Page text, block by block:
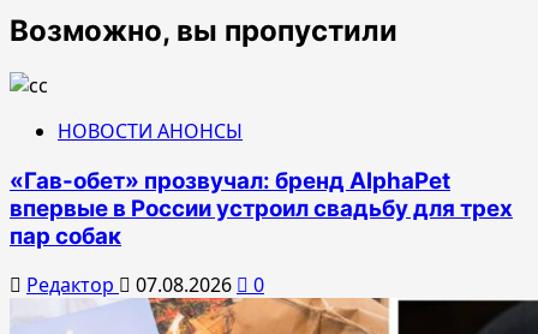
Возможно, вы пропустили
НОВОСТИ АНОНСЫ
«Гав-обет» прозвучал: бренд AlphaPet
впервые в России устроил свадьбу для трех
пар собак
Редактор 07.08.2026 0